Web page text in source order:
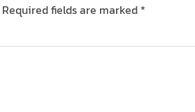
Required fields are marked *